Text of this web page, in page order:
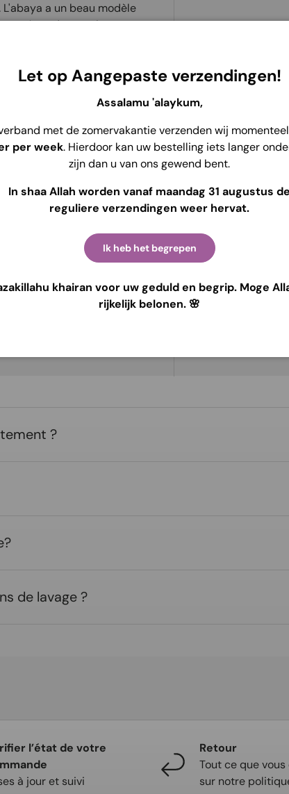
Service
Voir les
Utilisez le
réduction sur ce
a un beau modèle
mères de nourrir
élastiques aux
facile à déplacer. Le
plus produit. Si vous êtes
courez le risque de
Nous ne
n’avons pas accès à
?
de lavage ?
Let op Aangepaste verzendingen!
Assalamu 'alaykum,
met de zomervakantie verzenden wij momenteel
per week. Hierdoor kan uw bestelling iets langer
zijn dan u van ons gewend bent.
In shaa Allah worden vanaf maandag 31 augustus de
reguliere verzendingen weer hervat.
Ik heb het begrepen
khairan voor uw geduld en begrip. Moge
rijkelijk belonen. 🌸
l’état de votre
à jour et suivi
Retour
Tout ce que
sur notre